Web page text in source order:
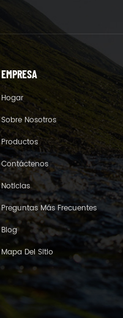
EMPRESA
Hogar
Sobre Nosotros
Productos
Contáctenos
Noticias
Preguntas Más Frecuentes
Blog
Mapa Del Sitio